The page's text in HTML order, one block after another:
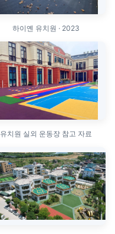
하이옌 유치원 · 2023
유치원 실외 운동장 참고 자료